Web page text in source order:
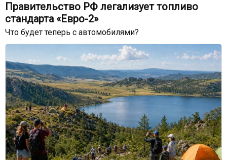
Правительство РФ легализует топливо
стандарта «Евро-2»
Что будет теперь с автомобилями?